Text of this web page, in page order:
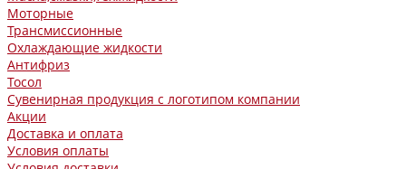
Моторные
Трансмиссионные
Охлаждающие жидкости
Антифриз
Тосол
Сувенирная продукция с логотипом компании
Акции
Доставка и оплата
Условия оплаты